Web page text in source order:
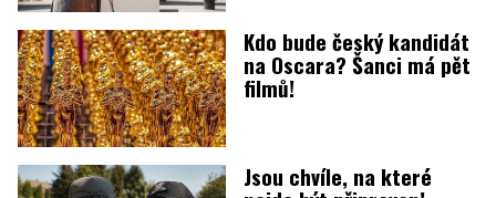
Kdo bude český kandidát
na Oscara? Šanci má pět
filmů!
Jsou chvíle, na které